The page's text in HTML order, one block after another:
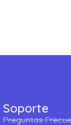
Soporte
Preguntas